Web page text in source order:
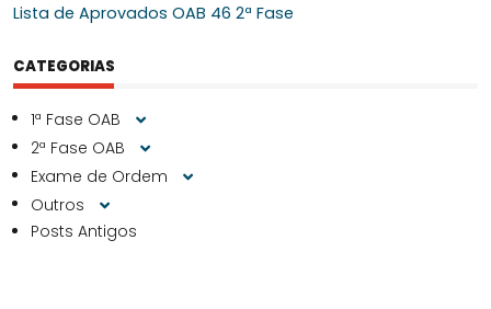
Lista de Aprovados OAB 46 2ª Fase
CATEGORIAS
1ª Fase OAB
2ª Fase OAB
Exame de Ordem
Outros
Posts Antigos